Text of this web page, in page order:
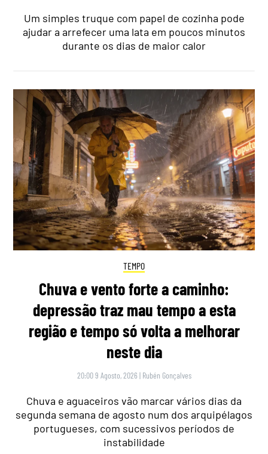
Um simples truque com papel de cozinha pode
ajudar a arrefecer uma lata em poucos minutos
durante os dias de maior calor
TEMPO
Chuva e vento forte a caminho:
depressão traz mau tempo a esta
região e tempo só volta a melhorar
neste dia
20:00 9 Agosto, 2026 | Rubén Gonçalves
Chuva e aguaceiros vão marcar vários dias da
segunda semana de agosto num dos arquipélagos
portugueses, com sucessivos períodos de
instabilidade